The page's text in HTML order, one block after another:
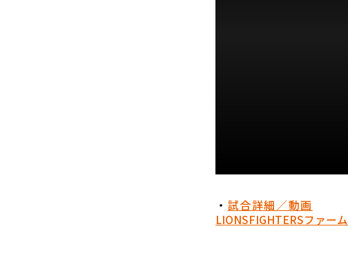
・ 試合詳細／動画
LIONSFIGHTERSファーム